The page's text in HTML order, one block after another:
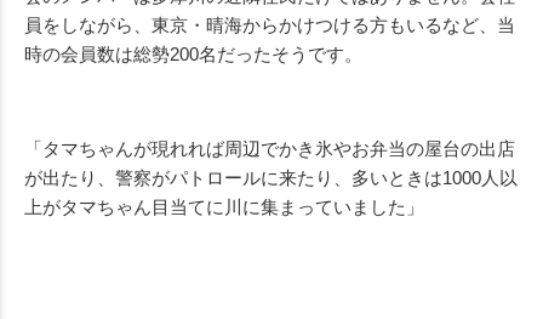
員をしながら、東京・晴海からかけつける方もいるなど、当
時の会員数は総勢200名だったそうです。
「タマちゃんが現れれば周辺でかき氷やお弁当の屋台の出店
が出たり、警察がパトロールに来たり、多いときは1000人以
上がタマちゃん目当てに川に集まっていました」